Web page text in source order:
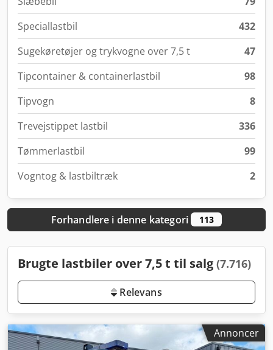
Speciallastbil
432
Sugekøretøjer og trykvogne over 7,5 t
47
Tipcontainer & containerlastbil
98
Tipvogn
8
Trevejstippet lastbil
336
Tømmerlastbil
99
Vogntog & lastbiltræk
2
Forhandlere i denne kategori 113
Brugte lastbiler over 7,5 t til salg (7.716)
Relevans
Annoncer